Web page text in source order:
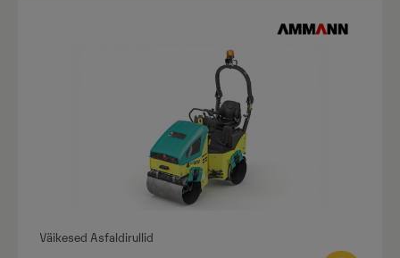
Väikesed Asfaldirullid